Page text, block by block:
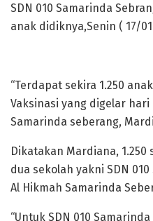
SDN 010 Samarinda
anak didiknya,Senin ( 17/
“Terdapat sekira 1.250
Vaksinasi yang digelar hari
Samarinda seberang,
Dikatakan Mardiana,
dua sekolah yakni SDN
Al Hikmah Samarinda
“Untuk SDN 010